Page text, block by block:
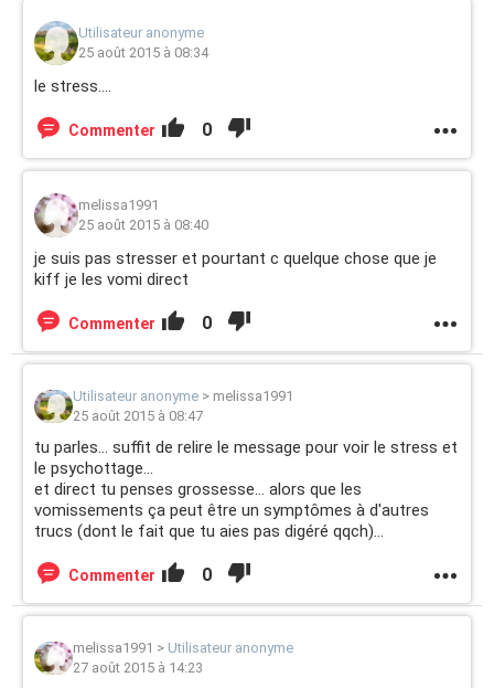
Utilisateur anonyme
25 août 2015 à 08:34
le stress....
Commenter 0
melissa1991
25 août 2015 à 08:40
je suis pas stresser et pourtant c quelque chose que je
kiff je les vomi direct
Commenter 0
Utilisateur anonyme > melissa1991
25 août 2015 à 08:47
tu parles... suffit de relire le message pour voir le stress et
le psychottage...
et direct tu penses grossesse... alors que les
vomissements ça peut être un symptômes à d'autres
trucs (dont le fait que tu aies pas digéré qqch)...
Commenter 0
melissa1991 > Utilisateur anonyme
27 août 2015 à 14:23